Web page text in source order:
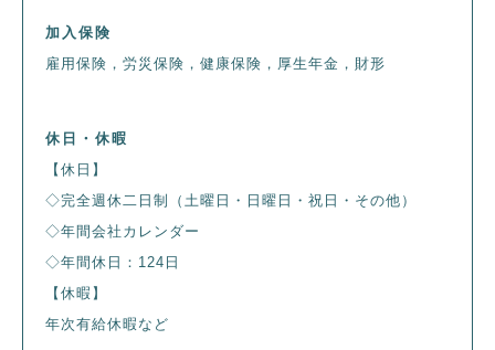
加入保険
雇用保険，労災保険，健康保険，厚生年金，財形
休日・休暇
【休日】
◇完全週休二日制（土曜日・日曜日・祝日・その他）
◇年間会社カレンダー
◇年間休日：124日
【休暇】
年次有給休暇など